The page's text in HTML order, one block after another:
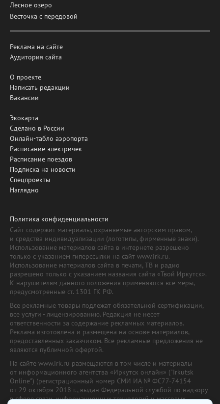
Лесное озеро
Весточка с передовой
Реклама на сайте
Аудитория сайта
О проекте
Написать редакции
Вакансии
Экокарта
Сделано в России
Онлайн-табло аэропорта
Расписание электричек
Расписание поездов
Подписка на новости
Спецпроекты
Наглядно
Политика конфиденциальности
Сайт содержит материалы, охраняемые авторским правом,
и средства индивидуализации (логотипы, фирменные знаки).
Использование материалов сайта в интернете разрешено
только с указанием гиперссылки на сайт www.irk.ru.
Использование материалов сайта в печати, ТВ и радио
разрешено только с указанием названия сайта «Твой Иркутск».
К нарушителям данного положения применяются все меры,
предусмотренные ст. 1301 ГК РФ.
Все рекламные товары подлежат обязательной сертификации,
все услуги - лицензированию. Редакция не несет
ответственности за содержание рекламных материалов.
Реклама изготовлена и размещена на основе материалов,
предоставленных заказчиком. Все рекламные предложения не
являются публичной офертой.
На сайте www.irk.ru размещаются в том числе и материалы
от информационного агентства «Иркутск онлайн» ("Irkutsk
Online") (регистрационный номер СМИ ИА № ФС77-74154
от 29 октября 2018 г., выдан Федеральной службой по надзору
в сфере связи, информационных технологий и массовых